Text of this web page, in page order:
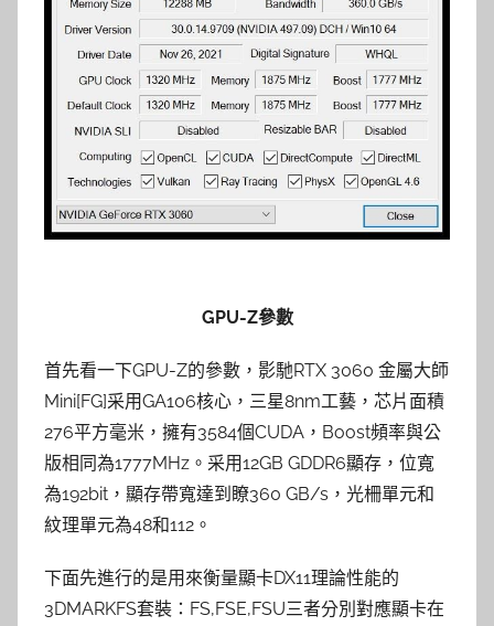
GPU-Z參數
首先看一下GPU-Z的參數，影馳RTX 3060 金屬大師
Mini[FG]采用GA106核心，三星8nm工藝，芯片面積
276平方毫米，擁有3584個CUDA，Boost頻率與公
版相同為1777MHz。采用12GB GDDR6顯存，位寬
為192bit，顯存帶寬達到瞭360 GB/s，光柵單元和
紋理單元為48和112。
下面先進行的是用來衡量顯卡DX11理論性能的
3DMARKFS套裝：FS,FSE,FSU三者分別對應顯卡在